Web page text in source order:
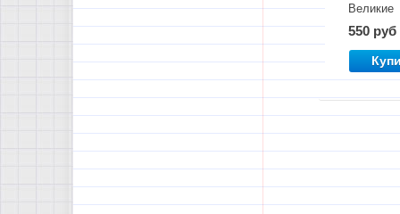
Великие
романы
ЕГЭ по
550 руб